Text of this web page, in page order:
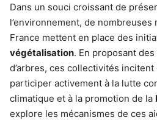
Dans un souci croissant de
l’environnement, de nombreuses
France mettent en place des
végétalisation. En proposant des
d’arbres, ces collectivités
participer activement à la lutte
climatique et à la promotion de la
explore les mécanismes de ces